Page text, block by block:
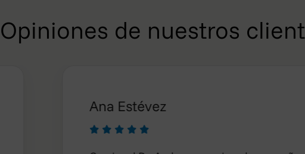
Opiniones de nuestros
Ana Estévez
 